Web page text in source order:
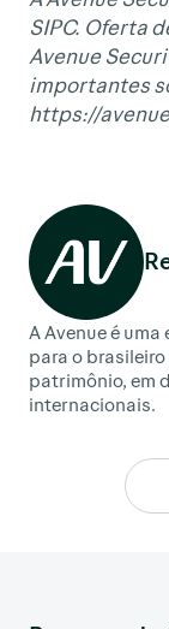
SIPC. Oferta
Avenue
importantes
https://
A Avenue é
para o
patrimônio, em
internacionais.